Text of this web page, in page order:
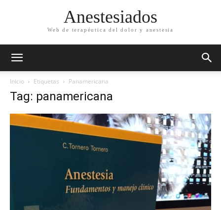
Anestesiados
Web de terapéutica del dolor y anestesia
Inicio Etiquetas Panamericana
Tag: panamericana